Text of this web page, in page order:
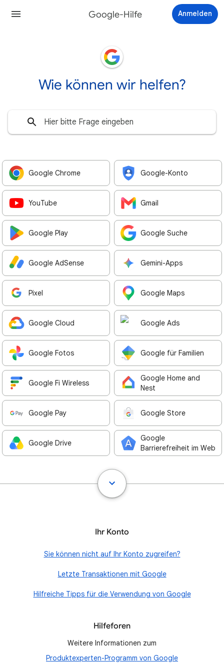
Google-Hilfe Anmelden
Wie können wir helfen?
Google Chrome Google-Konto
YouTube Gmail
Google Play Google Suche
Google AdSense Gemini-Apps
Pixel Google Maps
Google Cloud Google Ads
Google Fotos Google für Familien
Google Fi Wireless
Google Home and
Nest
Google Pay Google Store
Google Drive
Google
Barrierefreiheit im Web
Ihr Konto
Sie können nicht auf Ihr Konto zugreifen?
Letzte Transaktionen mit Google
Hilfreiche Tipps für die Verwendung von Google
Hilfeforen
Weitere Informationen zum
Produktexperten-Programm von Google